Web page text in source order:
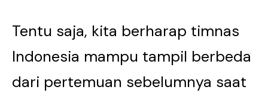
Tentu saja, kita berharap timnas
Indonesia mampu tampil berbeda
dari pertemuan sebelumnya saat